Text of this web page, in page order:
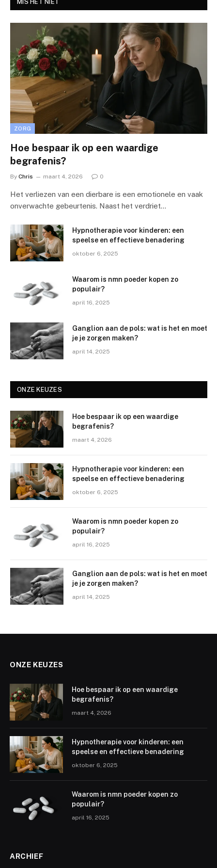
MIS HET NIET
ZORG
Hoe bespaar ik op een waardige
begrafenis?
By Chris maart 4, 2026 0
Het verliezen van een dierbare is een emotionele en vaak
onverwachte gebeurtenis. Naast het verdriet…
Hypnotherapie voor kinderen: een
speelse en effectieve benadering
oktober 6, 2025
Waarom is nmn poeder kopen zo
populair?
april 16, 2025
Ganglion aan de pols: wat is het en moet
je je zorgen maken?
april 14, 2025
ONZE KEUZES
Hoe bespaar ik op een waardige
begrafenis?
maart 4, 2026
Hypnotherapie voor kinderen: een
speelse en effectieve benadering
oktober 6, 2025
Waarom is nmn poeder kopen zo
populair?
april 16, 2025
Ganglion aan de pols: wat is het en moet
je je zorgen maken?
april 14, 2025
ONZE KEUZES
Hoe bespaar ik op een waardige
begrafenis?
maart 4, 2026
Hypnotherapie voor kinderen: een
speelse en effectieve benadering
oktober 6, 2025
Waarom is nmn poeder kopen zo
populair?
april 16, 2025
ARCHIEF